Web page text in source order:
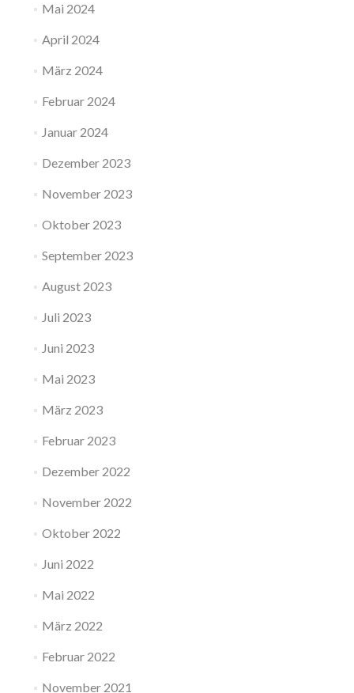
Mai 2024
April 2024
März 2024
Februar 2024
Januar 2024
Dezember 2023
November 2023
Oktober 2023
September 2023
August 2023
Juli 2023
Juni 2023
Mai 2023
März 2023
Februar 2023
Dezember 2022
November 2022
Oktober 2022
Juni 2022
Mai 2022
März 2022
Februar 2022
November 2021